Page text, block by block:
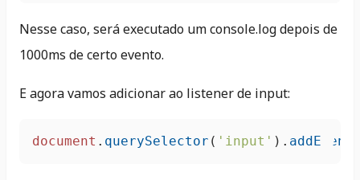
Nesse caso, será executado um console.log depois de
1000ms de certo evento.
E agora vamos adicionar ao listener de input:
document . querySelector ( 'input' ).